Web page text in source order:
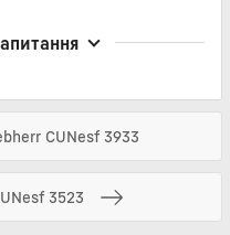
CUNesf 3933
3523